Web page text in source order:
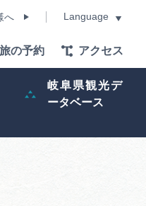
へ Language
旅の予約 アクセス
岐阜県観光デ
ータベース